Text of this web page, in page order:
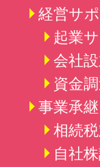
経営サ
起業
会社
資金
事業承継
相続
自社